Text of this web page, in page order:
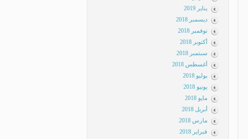
يناير 2019
ديسمبر 2018
نوفمبر 2018
أكتوبر 2018
سبتمبر 2018
أغسطس 2018
يوليو 2018
يونيو 2018
مايو 2018
أبريل 2018
مارس 2018
فبراير 2018